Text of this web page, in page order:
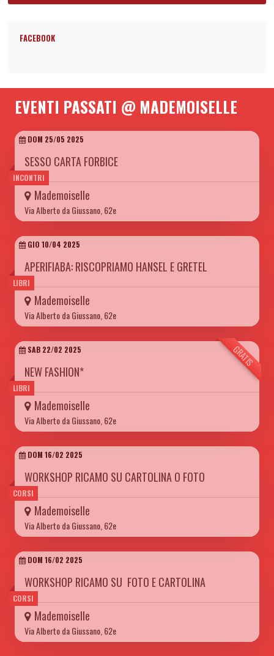
FACEBOOK
EVENTI PASSATI @ MADEMOISELLE
INCONTRI
DOM 25/05 2025
SESSO CARTA FORBICE
Mademoiselle
Via Alberto da Giussano, 62e
LIBRI
GIO 10/04 2025
APERIFIABA: RISCOPRIAMO HANSEL E GRETEL
Mademoiselle
Via Alberto da Giussano, 62e
LIBRI
GRATIS
SAB 22/02 2025
NEW FASHION*
Mademoiselle
Via Alberto da Giussano, 62e
CORSI
DOM 16/02 2025
WORKSHOP RICAMO SU CARTOLINA O FOTO
Mademoiselle
Via Alberto da Giussano, 62e
CORSI
DOM 16/02 2025
WORKSHOP RICAMO SU FOTO E CARTOLINA
Mademoiselle
Via Alberto da Giussano, 62e